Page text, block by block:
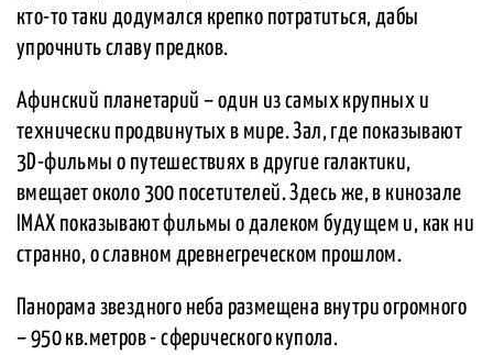
кто-то таки додумался крепко потратиться, дабы
упрочнить славу предков.
Афинский планетарий – один из самых крупных и
технически продвинутых в мире. Зал, где показывают
3D-фильмы о путешествиях в другие галактики,
вмещает около 300 посетителей. Здесь же, в кинозале
IMAX показывают фильмы о далеком будущем и, как ни
странно, о славном древнегреческом прошлом.
Панорама звездного неба размещена внутри огромного
– 950 кв.метров - сферического купола.